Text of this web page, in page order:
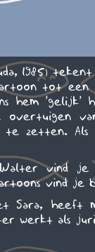
1985)
tot een
hem
te zetten.
vind je
vind
Sara, heeft
werkt als